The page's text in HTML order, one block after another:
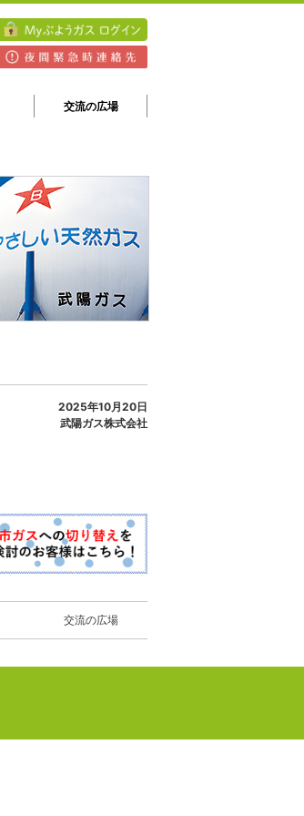
交流の広場
2025年10月20日
武陽ガス株式会社
交流の広場